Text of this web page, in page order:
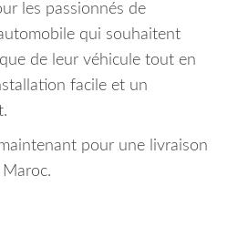
les passionnés de
qui souhaitent
de leur véhicule tout en
facile et un
pour une livraison